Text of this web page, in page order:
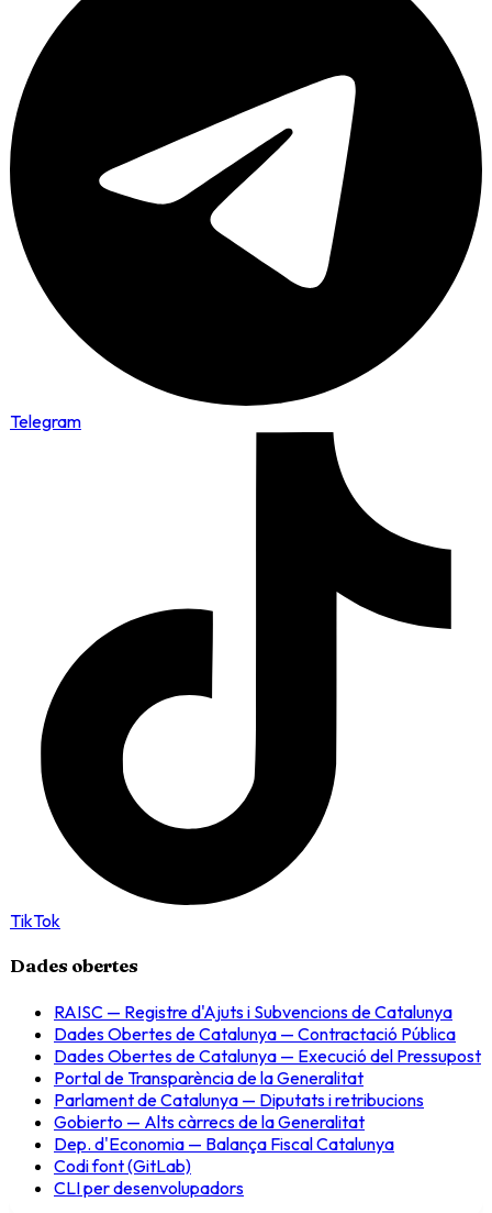
Telegram
TikTok
Dades obertes
RAISC — Registre d'Ajuts i Subvencions de Catalunya
Dades Obertes de Catalunya — Contractació Pública
Dades Obertes de Catalunya — Execució del Pressupost
Portal de Transparència de la Generalitat
Parlament de Catalunya — Diputats i retribucions
Gobierto — Alts càrrecs de la Generalitat
Dep. d'Economia — Balança Fiscal Catalunya
Codi font (GitLab)
CLI per desenvolupadors